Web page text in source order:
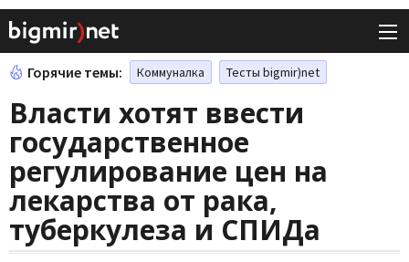
Горячие темы: Коммуналка Тесты bigmir)net
Власти хотят ввести
государственное
регулирование цен на
лекарства от рака,
туберкулеза и СПИДа